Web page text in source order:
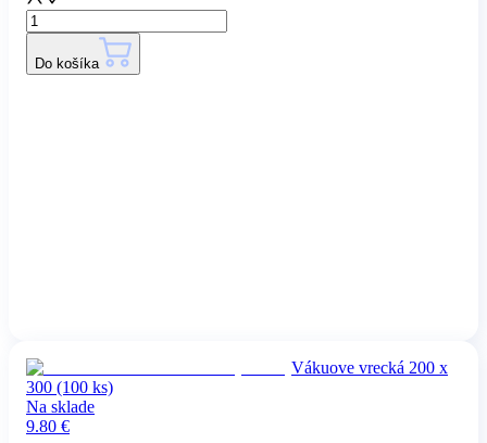
Do košíka
Vákuove vrecká 200 x
300 (100 ks)
Na sklade
9.80 €